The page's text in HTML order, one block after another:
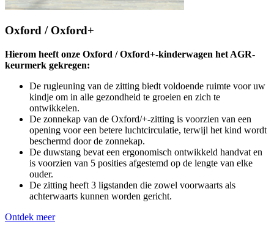
Oxford / Oxford+
Hierom heeft onze Oxford / Oxford+-kinderwagen het AGR-
keurmerk gekregen:
De rugleuning van de zitting biedt voldoende ruimte voor uw
kindje om in alle gezondheid te groeien en zich te
ontwikkelen.
De zonnekap van de Oxford/+-zitting is voorzien van een
opening voor een betere luchtcirculatie, terwijl het kind wordt
beschermd door de zonnekap.
De duwstang bevat een ergonomisch ontwikkeld handvat en
is voorzien van 5 posities afgestemd op de lengte van elke
ouder.
De zitting heeft 3 ligstanden die zowel voorwaarts als
achterwaarts kunnen worden gericht.
Ontdek meer